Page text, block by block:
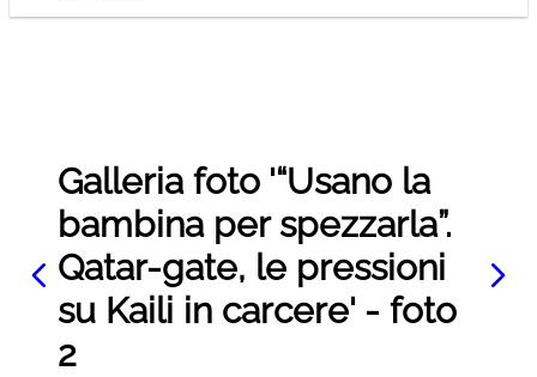
Galleria foto '“Usano la
bambina per spezzarla”.
Qatar-gate, le pressioni
su Kaili in carcere' - foto
2